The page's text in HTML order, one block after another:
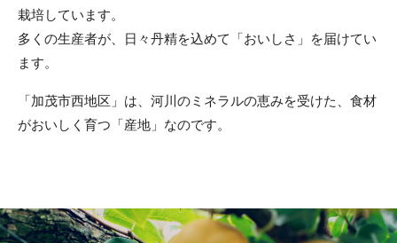
栽培しています。
多くの生産者が、日々丹精を込めて「おいしさ」を届けてい
ます。
「加茂市西地区」は、河川のミネラルの恵みを受けた、食材
がおいしく育つ「産地」なのです。